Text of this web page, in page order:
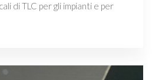
di TLC per gli impianti e per